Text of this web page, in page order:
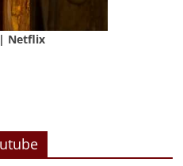
| Netflix